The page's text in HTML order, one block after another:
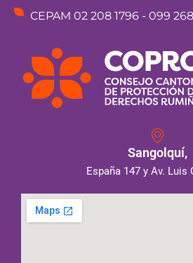
CEPAM 02 208 1796 - 099
Sangolquí,
España 147 y Av. Luis